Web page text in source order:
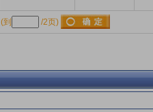
(到 /2页)